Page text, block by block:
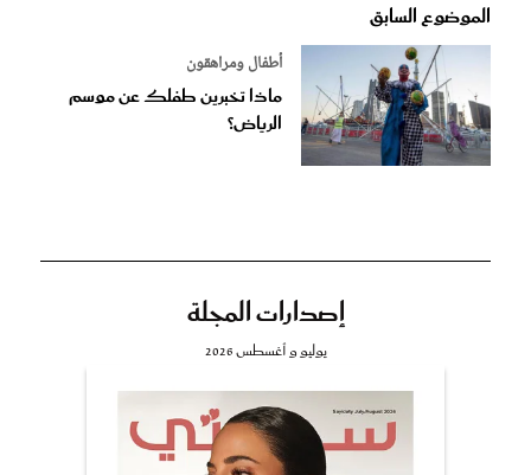
الموضوع السابق
أطفال ومراهقون
ماذا تخبرين طفلك عن موسم
الرياض؟
إصدارات المجلة
يوليو و أغسطس 2026